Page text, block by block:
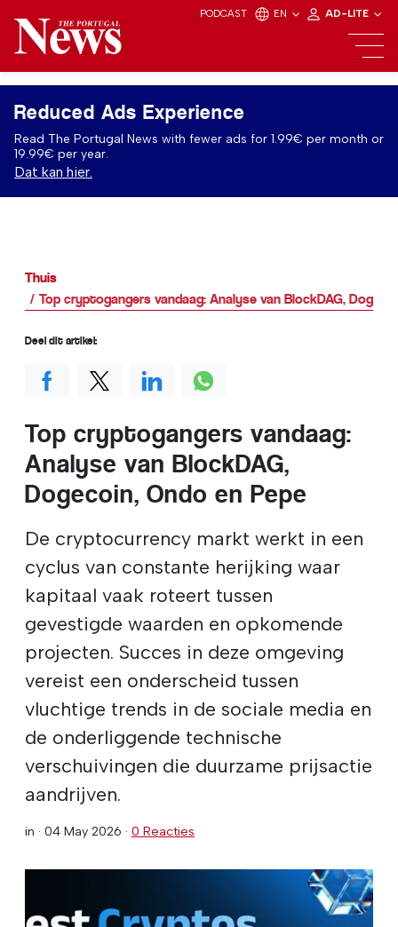
PODCAST EN AD-LITE
Reduced Ads Experience
Read The Portugal News with fewer ads for 1.99€ per month or
19.99€ per year.
Dat kan hier.
Thuis
Top cryptogangers vandaag: Analyse van BlockDAG,
Top cryptogangers vandaag:
Analyse van BlockDAG,
Dogecoin, Ondo en Pepe
De cryptocurrency markt werkt in een
cyclus van constante herijking waar
kapitaal vaak roteert tussen
gevestigde waarden en opkomende
projecten. Succes in deze omgeving
vereist een onderscheid tussen
vluchtige trends in de sociale media en
de onderliggende technische
verschuivingen die duurzame prijsactie
aandrijven.
in · 04 May 2026 · 0 Reacties
Deel dit artikel: